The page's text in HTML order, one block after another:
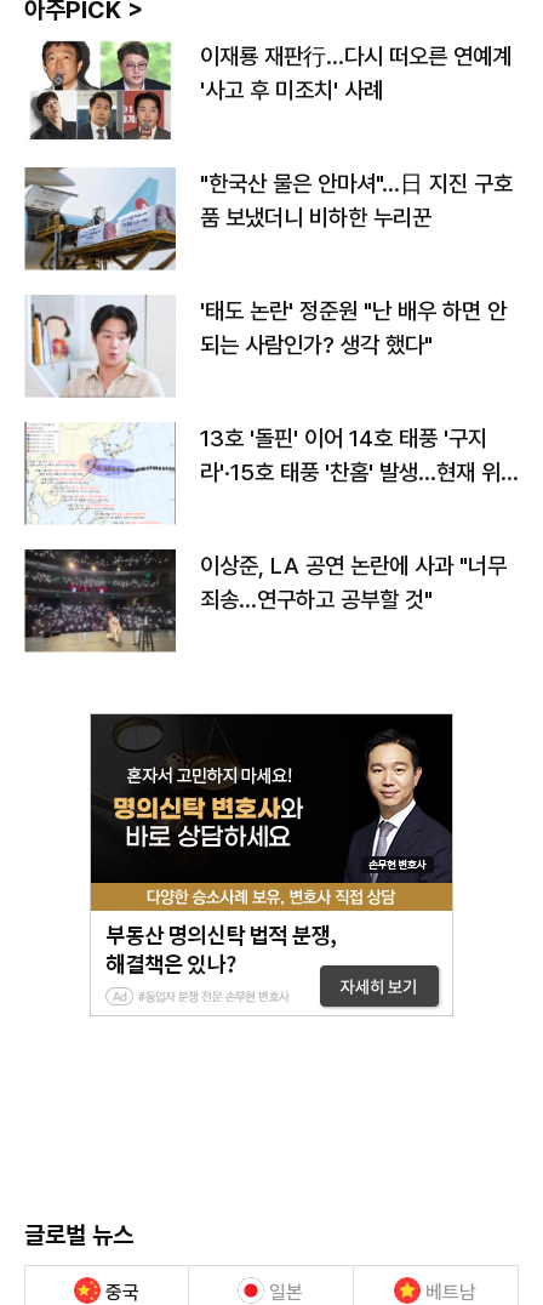
아주PICK >
이재룡 재판行…다시 떠오른 연예계
'사고 후 미조치' 사례
"한국산 물은 안마셔"…日 지진 구호
품 보냈더니 비하한 누리꾼
'태도 논란' 정준원 "난 배우 하면 안
되는 사람인가? 생각 했다"
13호 '돌핀' 이어 14호 태풍 '구지
라'·15호 태풍 '찬홈' 발생…현재 위
이상준, LA 공연 논란에 사과 "너무
죄송…연구하고 공부할 것"
글로벌 뉴스
중국 일본 베트남